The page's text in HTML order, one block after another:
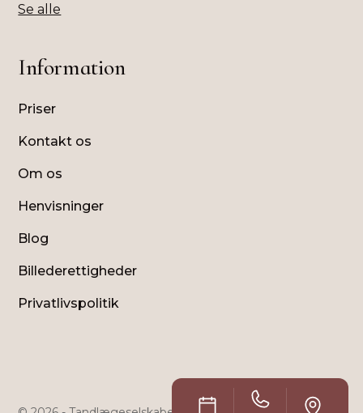
Se alle
Information
Priser
Kontakt os
Om os
Henvisninger
Blog
Billederettigheder
Privatlivspolitik